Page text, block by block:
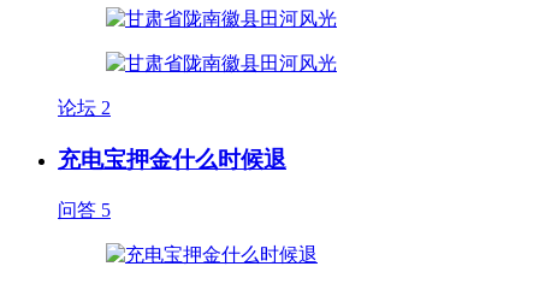
论坛 2
充电宝押金什么时候退
问答 5